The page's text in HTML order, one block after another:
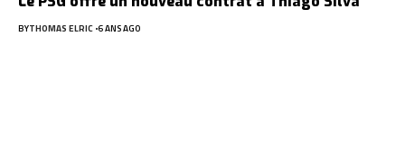
BYTHOMAS ELRIC 6 ANS AGO